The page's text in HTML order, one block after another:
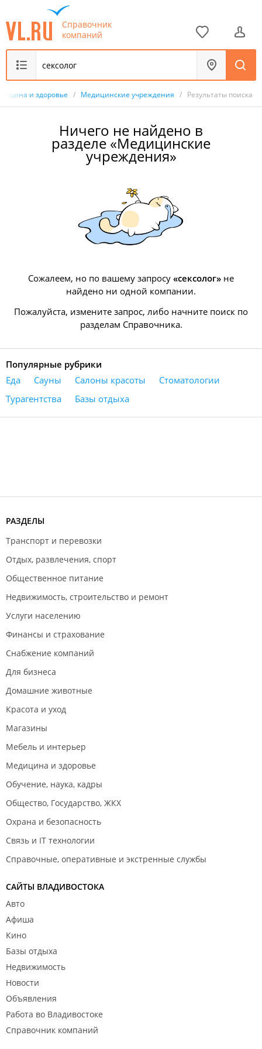
Справочник
компаний
и здоровье / Медицинские учреждения / Результаты поиска
Ничего не найдено в
разделе «Медицинские
учреждения»
Сожалеем, но по вашему запросу «сексолог» не
найдено ни одной компании.
Пожалуйста, измените запрос, либо начните поиск по
разделам Справочника.
Популярные рубрики
Еда
Сауны Салоны красоты
Стоматологии
Турагентства
Базы отдыха
РАЗДЕЛЫ
Транспорт и перевозки
Отдых, развлечения, спорт
Общественное питание
Недвижимость, строительство и ремонт
Услуги населению
Финансы и страхование
Снабжение компаний
Для бизнеса
Домашние животные
Красота и уход
Магазины
Мебель и интерьер
Медицина и здоровье
Обучение, наука, кадры
Общество, Государство, ЖКХ
Охрана и безопасность
Связь и IT технологии
Справочные, оперативные и экстренные службы
САЙТЫ ВЛАДИВОСТОКА
Авто
Афиша
Кино
Базы отдыха
Недвижимость
Новости
Объявления
Работа во Владивостоке
Справочник компаний